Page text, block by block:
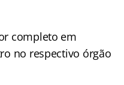
completo em
no respectivo órgão